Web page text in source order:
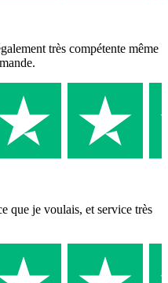
très compétente même
que je voulais, et service très